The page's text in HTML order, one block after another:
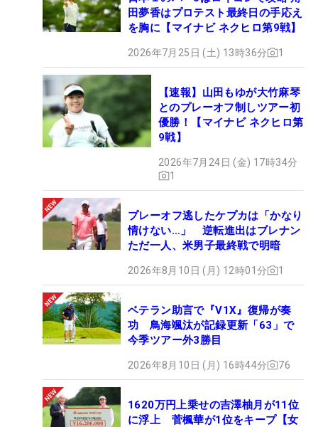
田夢香はプロテスト最終日の手応え
を胸に【マイナビ ネクヒロ第9戦】
2026年7月25日 (土) 13時36分 1
【速報】山田もゆが大竹麻琴
とのプレーオフ制しツアー初
優勝！【マイナビ ネクヒロ第
9戦】
2026年7月24日 (金) 17時34分
1
プレーオフ逃したケプカは「かなり
情けない…」 逆転進出はブレナン
ただ一人、米男子最終戦で明暗
2026年8月10日 (月) 12時01分 1
ベテラン助言で『V1X』復帰が奏
功 鳥海颯汰が記録更新「63」で
今季ツアー外3勝目
2026年8月10日 (月) 16時44分 76
1620万円上乗せの吉澤柚月が11位
に浮上 菅楓華が1位をキープ【女